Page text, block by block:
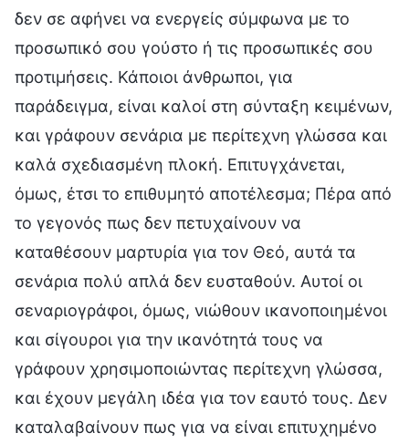
δεν σε αφήνει να ενεργείς σύμφωνα με το
προσωπικό σου γούστο ή τις προσωπικές σου
προτιμήσεις. Κάποιοι άνθρωποι, για
παράδειγμα, είναι καλοί στη σύνταξη κειμένων,
και γράφουν σενάρια με περίτεχνη γλώσσα και
καλά σχεδιασμένη πλοκή. Επιτυγχάνεται,
όμως, έτσι το επιθυμητό αποτέλεσμα; Πέρα από
το γεγονός πως δεν πετυχαίνουν να
καταθέσουν μαρτυρία για τον Θεό, αυτά τα
σενάρια πολύ απλά δεν ευσταθούν. Αυτοί οι
σεναριογράφοι, όμως, νιώθουν ικανοποιημένοι
και σίγουροι για την ικανότητά τους να
γράφουν χρησιμοποιώντας περίτεχνη γλώσσα,
και έχουν μεγάλη ιδέα για τον εαυτό τους. Δεν
καταλαβαίνουν πως για να είναι επιτυχημένο